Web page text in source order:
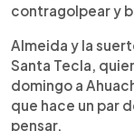
contragolpear y
Almeida y la
Santa Tecla,
domingo a
que hace un par
pensar.